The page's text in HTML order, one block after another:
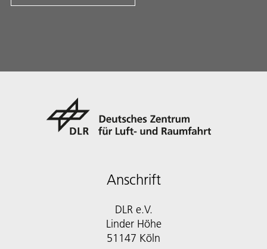
Anschrift
DLR e.V.
Linder Höhe
51147 Köln